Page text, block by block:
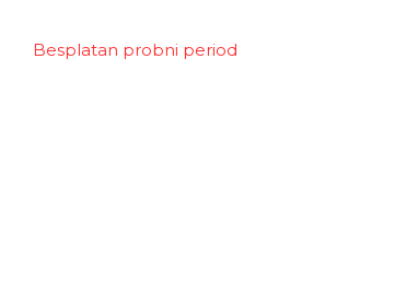
Besplatan probni period